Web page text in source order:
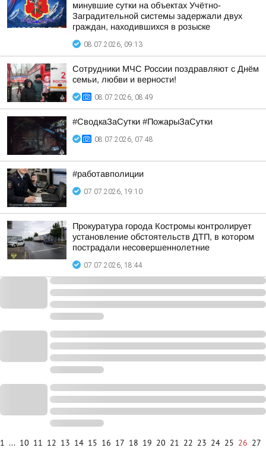
минувшие сутки на объектах Учётно-
Заградительной системы задержали двух
граждан, находившихся в розыске
08.07.2026, 09:13
Сотрудники МЧС России поздравляют с Днём
семьи, любви и верности!
08.07.2026, 08:49
#СводкаЗаСутки #ПожарыЗаСутки
08.07.2026, 07:48
#работавполиции
07.07.2026, 19:10
Прокуратура города Костромы контролирует
установление обстоятельств ДТП, в котором
пострадали несовершеннолетние
07.07.2026, 18:44
1 ... 10 11 12 13 14 15 16 17 18 19 20 21 22 23 24 25 26 27